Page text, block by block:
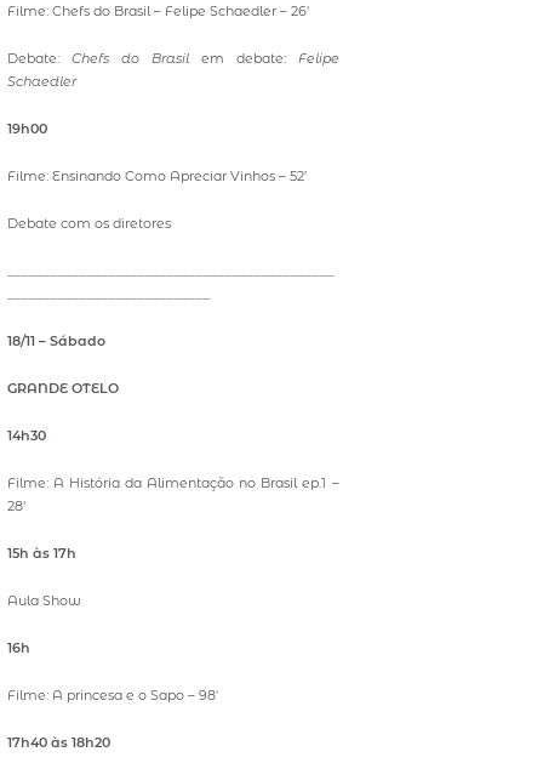
Filme: Chefs do Brasil – Felipe Schaedler – 26′
Debate: Chefs do Brasilem debate: Felipe
Schaedler
19h00
Filme: Ensinando Como Apreciar Vinhos – 52’
Debate com os diretores
18/11 – Sábado
GRANDE OTELO
14h30
Filme: A História da Alimentação no Brasil ep.1 –
28′
15h às 17h
Aula Show
16h
Filme: A princesa e o Sapo – 98′
17h40 às 18h20